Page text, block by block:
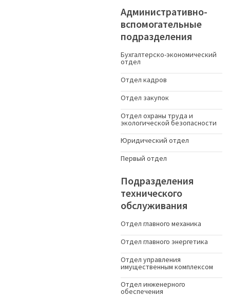
Административно-
вспомогательные
подразделения
Бухгалтерско-экономический
отдел
Отдел кадров
Отдел закупок
Отдел охраны труда и
экологической безопасности
Юридический отдел
Первый отдел
Подразделения
технического
обслуживания
Отдел главного механика
Отдел главного энергетика
Отдел управления
имущественным комплексом
Отдел инженерного
обеспечения